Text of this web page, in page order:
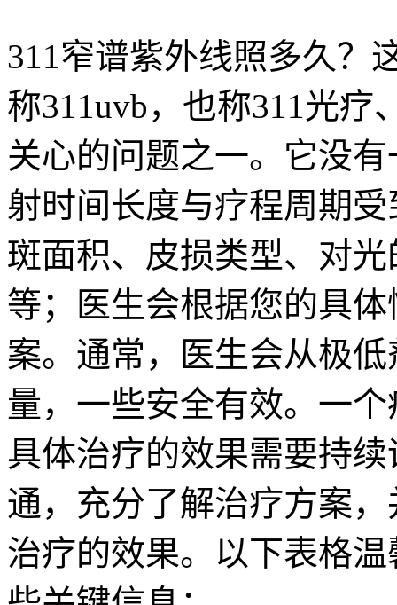
311窄谱紫外线照多久？
称311uvb，也称311光疗
关心的问题之一。它没
射时间长度与疗程周期
斑面积、皮损类型、对
等；医生会根据您的具
案。通常，医生会从极
量，一些安全有效。一
具体治疗的效果需要持
通，充分了解治疗方案
治疗的效果。以下表格